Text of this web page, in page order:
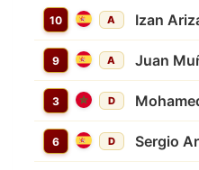
10 A Izan
9 A Juan
3 D
6 D Sergio